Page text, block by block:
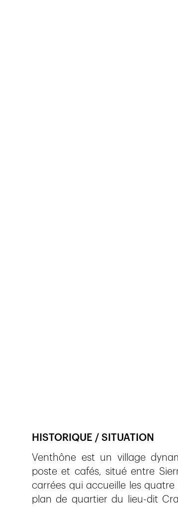
HISTORIQUE / SITUATION
Venthône est un village
poste et cafés, situé entre
carrées qui accueille les quatre
plan de quartier du lieu-dit